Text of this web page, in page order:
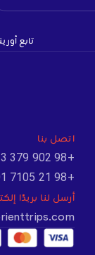
تابع
اتصل بنا
+98 902 379 3213
+98 21 7105 7401
أرسل لنا بريدًا